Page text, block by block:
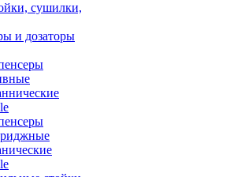
сушилки,
и дозаторы